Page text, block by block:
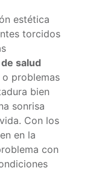
estética
torcidos
salud
problemas
bien
sonrisa
Con los
en la
con